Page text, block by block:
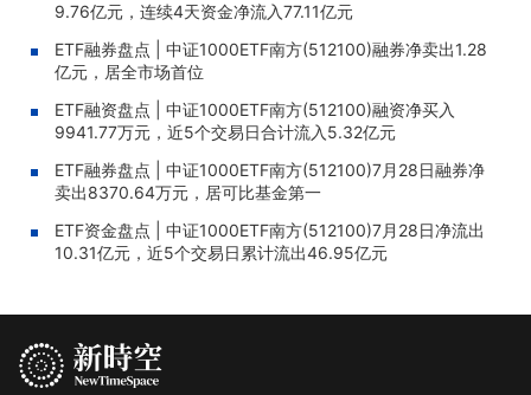
9.76亿元，连续4天资金净流入77.11亿元
ETF融券盘点 | 中证1000ETF南方(512100)融券净卖出1.28
亿元，居全市场首位
ETF融资盘点 | 中证1000ETF南方(512100)融资净买入
9941.77万元，近5个交易日合计流入5.32亿元
ETF融券盘点 | 中证1000ETF南方(512100)7月28日融券净
卖出8370.64万元，居可比基金第一
ETF资金盘点 | 中证1000ETF南方(512100)7月28日净流出
10.31亿元，近5个交易日累计流出46.95亿元